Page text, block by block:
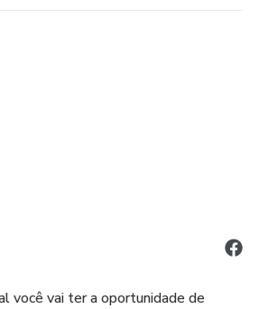
você vai ter a oportunidade de